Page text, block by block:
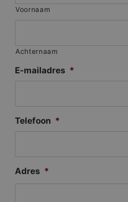
Voornaam
Achternaam
E-mailadres *
Telefoon *
Adres *